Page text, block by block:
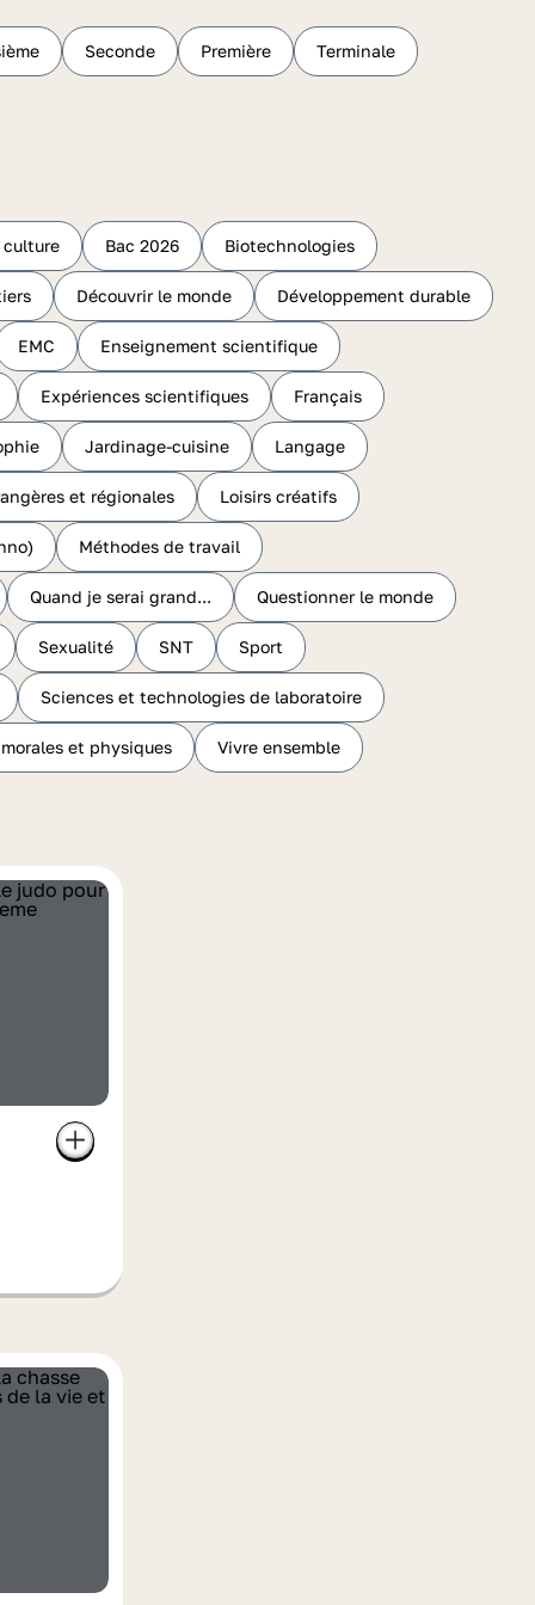
Seconde Première Terminale
culture Bac 2026 Biotechnologies
Découvrir le monde Développement durable
EMC Enseignement scientifique
Expériences scientifiques Français
Jardinage-cuisine Langage
et régionales Loisirs créatifs
Méthodes de travail
Quand je serai grand... Questionner le monde
Sexualité SNT Sport
Sciences et technologies de laboratoire
et physiques Vivre ensemble